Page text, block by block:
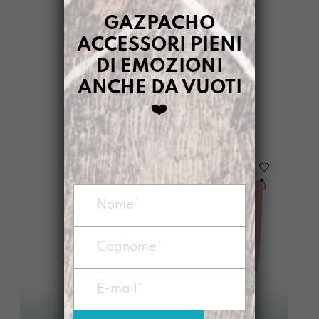
GAZPACHO> DIMMELO> CREATIVITÀ
FILTRI
31%
GAZPACHO
ACCESSORI PIENI
DI EMOZIONI
ANCHE DA VUOTI
❤️